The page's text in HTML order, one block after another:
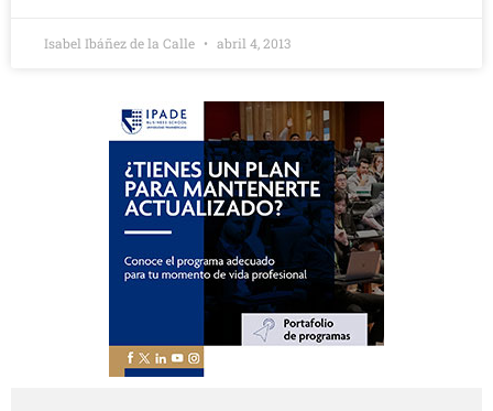
Isabel Ibáñez de la Calle abril 4, 2013